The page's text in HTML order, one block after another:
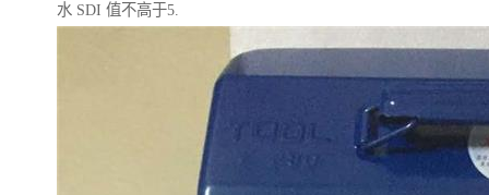
水 SDI 值不高于5.